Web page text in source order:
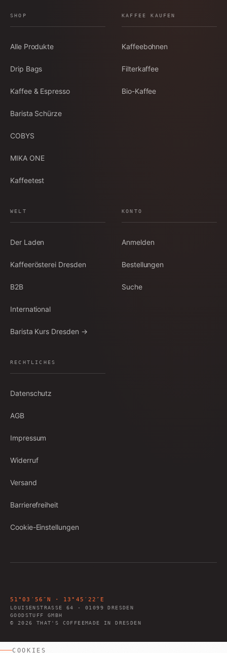
SHOP
Alle Produkte
Drip Bags
Kaffee & Espresso
Barista Schürze
COBYS
MIKA ONE
Kaffeetest
KAFFEE KAUFEN
Kaffeebohnen
Filterkaffee
Bio-Kaffee
WELT
Der Laden
Kaffeerösterei Dresden
B2B
International
Barista Kurs Dresden →
KONTO
Anmelden
Bestellungen
Suche
RECHTLICHES
Datenschutz
AGB
Impressum
Widerruf
Versand
Barrierefreiheit
Cookie-Einstellungen
51°03′56″N · 13°45′22″E
LOUISENSTRASSE 64 ·01099
DRESDEN
GOODSTUFF GMBH
©
2026 THAT'S COFFEEMADE IN DRESDEN
COOKIES